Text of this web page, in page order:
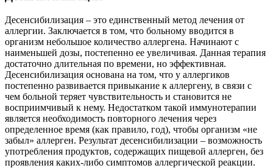
Десенсибилизация – это единственный метод лечения от
аллергии. Заключается в том, что больному вводится в
организм небольшое количество аллергена. Начинают с
наименьшей дозы, постепенно ее увеличивая. Данная терапия
достаточно длительная по времени, но эффективная.
Десенсибилизация основана на том, что у аллергиков
постепенно развивается привыкание к аллергену, в связи с
чем больной теряет чувствительность и становится не
восприимчивый к нему. Недостатком такой иммунотерапии
является необходимость повторного лечения через
определенное время (как правило, год), чтобы организм «не
забыл» аллерген. Результат десенсибилизации – возможность
употребления продуктов, содержащих пищевой аллерген, без
проявления каких-либо симптомов аллергической реакции.